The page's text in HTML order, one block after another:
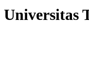
Universitas